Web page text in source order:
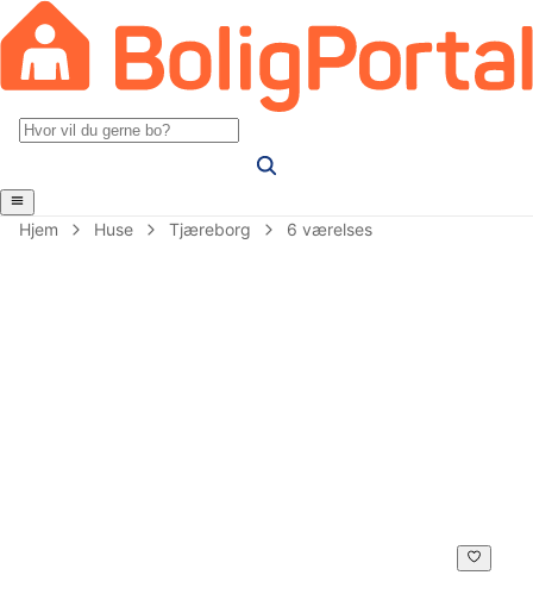
Hjem Huse Tjæreborg 6 værelses